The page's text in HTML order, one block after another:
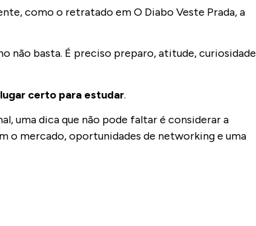
como o retratado em O Diabo Veste Prada, a
não basta. É preciso preparo, atitude, curiosidade
certo para estudar.
uma dica que não pode faltar é considerar a
o mercado, oportunidades de networking e uma